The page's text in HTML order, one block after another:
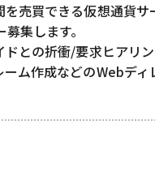
を売買できる仮想通貨サ
集します。
ドとの折衝/要求ヒアリ
ーム作成などのWebディ